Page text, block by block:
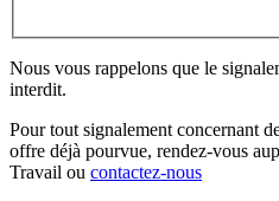
Nous vous rappelons que le
interdit.
Pour tout signalement concernant
offre déjà pourvue, rendez-vous
Travail ou contactez-nous